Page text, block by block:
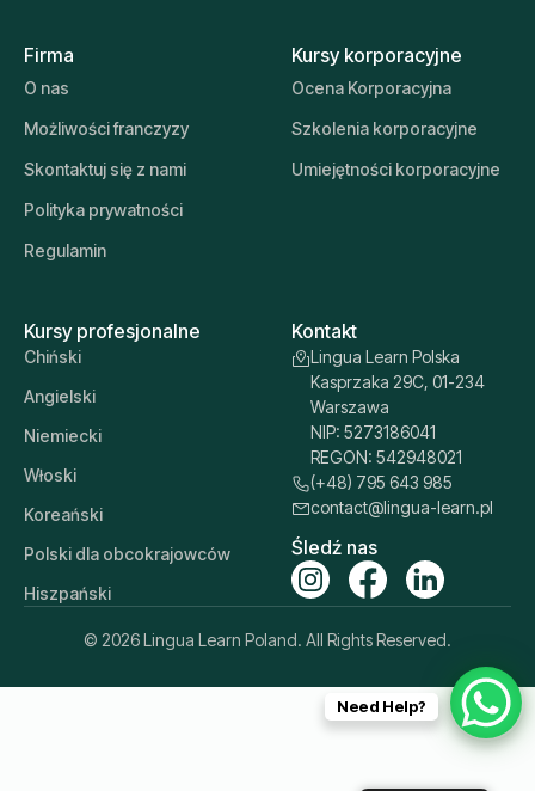
Firma
O nas
Możliwości franczyzy
Skontaktuj się z nami
Polityka prywatności
Regulamin
Kursy korporacyjne
Ocena Korporacyjna
Szkolenia korporacyjne
Umiejętności korporacyjne
Kursy profesjonalne
Chiński
Angielski
Niemiecki
Włoski
Koreański
Polski dla obcokrajowców
Hiszpański
Kontakt
Lingua Learn Polska
Kasprzaka 29C, 01-234
Warszawa
NIP: 5273186041
REGON: 542948021
(+48) 795 643 985
contact@lingua-learn.pl
Śledź nas
© 2026 Lingua Learn Poland. All Rights Reserved.
Need Help?